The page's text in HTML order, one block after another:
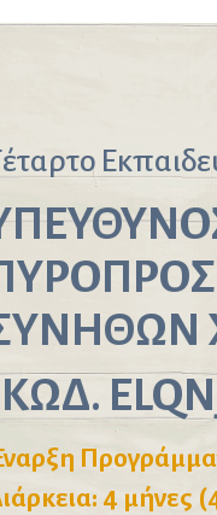
ΚΩΔ.
4 μήνες